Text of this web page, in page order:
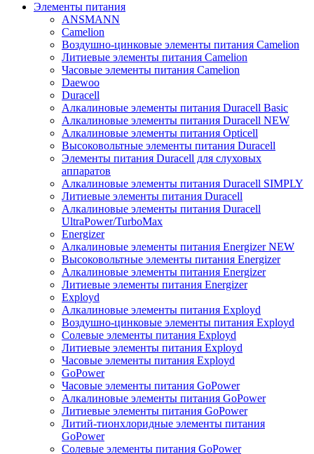
Элементы питания
ANSMANN
Camelion
Воздушно-цинковые элементы питания Camelion
Литиевые элементы питания Camelion
Часовые элементы питания Camelion
Daewoo
Duracell
Алкалиновые элементы питания Duracell Basic
Алкалиновые элементы питания Duracell NEW
Алкалиновые элементы питания Opticell
Высоковольтные элементы питания Duracell
Элементы питания Duracell для слуховых
аппаратов
Алкалиновые элементы питания Duracell SIMPLY
Литиевые элементы питания Duracell
Алкалиновые элементы питания Duracell
UltraPower/TurboMax
Energizer
Алкалиновые элементы питания Energizer NEW
Высоковольтные элементы питания Energizer
Алкалиновые элементы питания Energizer
Литиевые элементы питания Energizer
Exployd
Алкалиновые элементы питания Exployd
Воздушно-цинковые элементы питания Exployd
Солевые элементы питания Exployd
Литиевые элементы питания Exployd
Часовые элементы питания Exployd
GoPower
Часовые элементы питания GoPower
Алкалиновые элементы питания GoPower
Литиевые элементы питания GoPower
Литий-тионхлоридные элементы питания
GoPower
Солевые элементы питания GoPower